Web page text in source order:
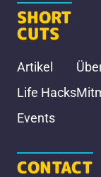
SHORT
CUTS
Artikel
Life Hacks
Events
CONTACT